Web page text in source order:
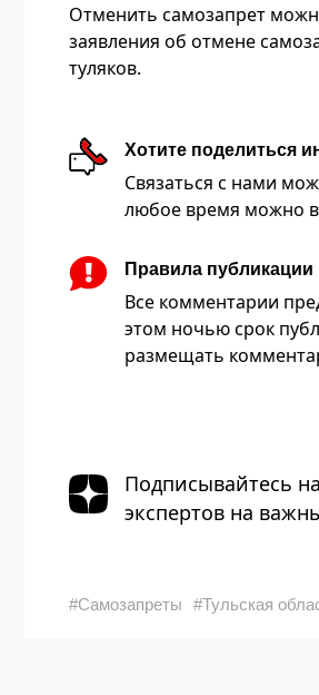
Отменить самозапрет
заявления об отмене
туляков.
Хотите поделиться
Связаться с нами
любое время можно в
Правила
Все комментарии
этом ночью срок
размещать
Подписывайтесь
экспертов на
#Самозапреты #Тульская